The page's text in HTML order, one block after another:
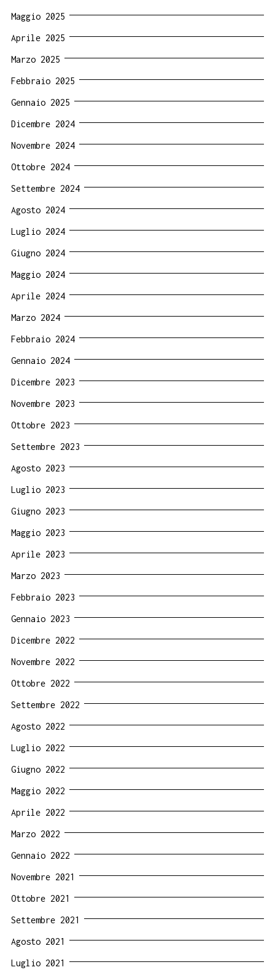
Maggio 2025
Aprile 2025
Marzo 2025
Febbraio 2025
Gennaio 2025
Dicembre 2024
Novembre 2024
Ottobre 2024
Settembre 2024
Agosto 2024
Luglio 2024
Giugno 2024
Maggio 2024
Aprile 2024
Marzo 2024
Febbraio 2024
Gennaio 2024
Dicembre 2023
Novembre 2023
Ottobre 2023
Settembre 2023
Agosto 2023
Luglio 2023
Giugno 2023
Maggio 2023
Aprile 2023
Marzo 2023
Febbraio 2023
Gennaio 2023
Dicembre 2022
Novembre 2022
Ottobre 2022
Settembre 2022
Agosto 2022
Luglio 2022
Giugno 2022
Maggio 2022
Aprile 2022
Marzo 2022
Gennaio 2022
Novembre 2021
Ottobre 2021
Settembre 2021
Agosto 2021
Luglio 2021